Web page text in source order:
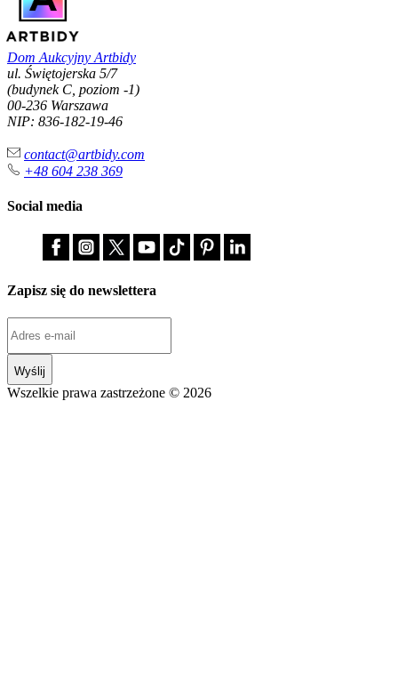
Dom Aukcyjny Artbidy
ul. Świętojerska 5/7
(budynek C, poziom -1)
00-236 Warszawa
NIP: 836-182-19-46
contact@artbidy.com
+48 604 238 369
Social media
Zapisz się do newslettera
Wyślij
Wszelkie prawa zastrzeżone © 2026